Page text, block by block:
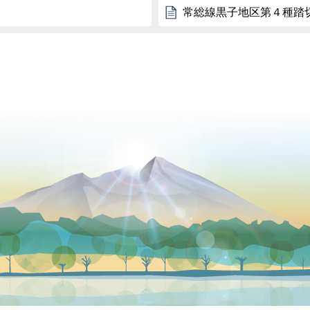
常総線黒子地区第４種踏